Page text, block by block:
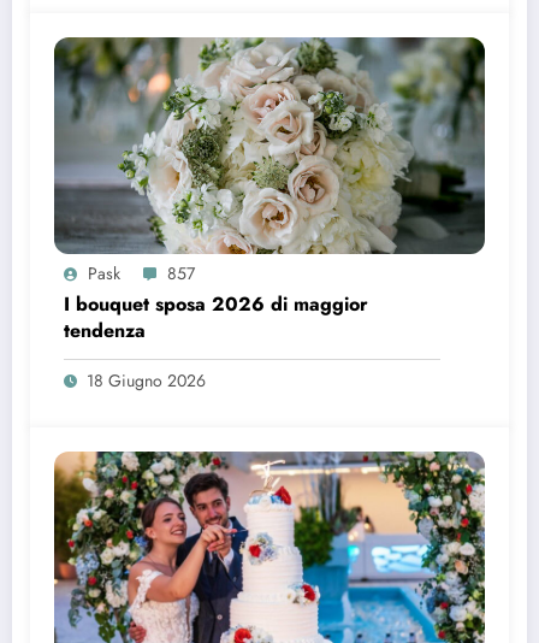
Pask 857
I bouquet sposa 2026 di maggior
tendenza
18 Giugno 2026